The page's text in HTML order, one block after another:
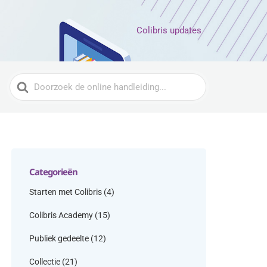
Colibris updates
Zoeken
naar
Categorieën
Starten met Colibris (4)
Colibris Academy (15)
Publiek gedeelte (12)
Collectie (21)